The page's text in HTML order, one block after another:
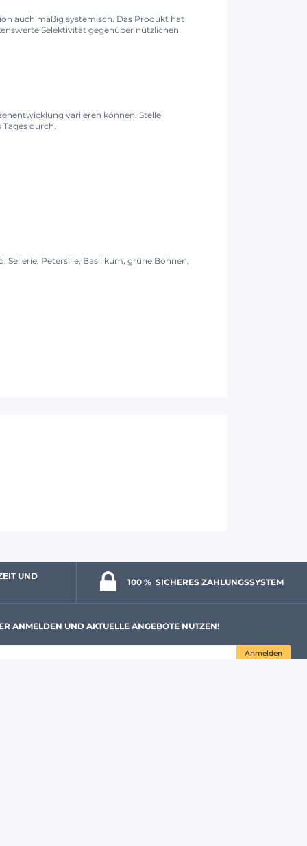
auch mäßig systemisch. Das Produkt hat
Selektivität gegenüber nützlichen
variieren können. Stelle
durch.
Petersilie, Basilikum, grüne Bohnen,
UND
100 % SICHERES ZAHLUNGSSYSTEM
ANMELDEN UND AKTUELLE ANGEBOTE NUTZEN!
Anmelden